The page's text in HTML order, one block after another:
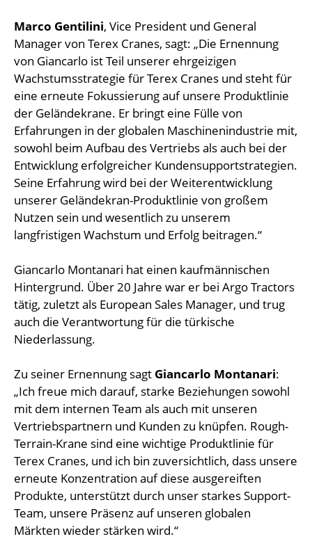
Marco Gentilini, Vice President und General
Manager von Terex Cranes, sagt: „Die Ernennung
von Giancarlo ist Teil unserer ehrgeizigen
Wachstumsstrategie für Terex Cranes und steht für
eine erneute Fokussierung auf unsere Produktlinie
der Geländekrane. Er bringt eine Fülle von
Erfahrungen in der globalen Maschinenindustrie mit,
sowohl beim Aufbau des Vertriebs als auch bei der
Entwicklung erfolgreicher Kundensupportstrategien.
Seine Erfahrung wird bei der Weiterentwicklung
unserer Geländekran-Produktlinie von großem
Nutzen sein und wesentlich zu unserem
langfristigen Wachstum und Erfolg beitragen.“
Giancarlo Montanari hat einen kaufmännischen
Hintergrund. Über 20 Jahre war er bei Argo Tractors
tätig, zuletzt als European Sales Manager, und trug
auch die Verantwortung für die türkische
Niederlassung.
Zu seiner Ernennung sagt Giancarlo Montanari:
„Ich freue mich darauf, starke Beziehungen sowohl
mit dem internen Team als auch mit unseren
Vertriebspartnern und Kunden zu knüpfen. Rough-
Terrain-Krane sind eine wichtige Produktlinie für
Terex Cranes, und ich bin zuversichtlich, dass unsere
erneute Konzentration auf diese ausgereiften
Produkte, unterstützt durch unser starkes Support-
Team, unsere Präsenz auf unseren globalen
Märkten wieder stärken wird.“